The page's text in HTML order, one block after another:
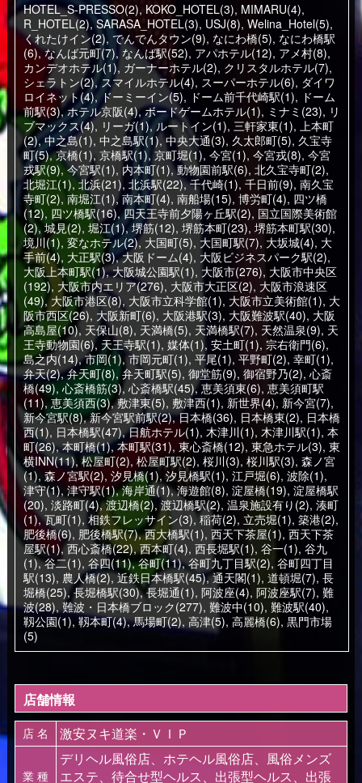
HOTEL_S-PRESSO(2), KOKO_HOTEL(3), MIMARU(4),
R_HOTEL(2),SARASA_HOTEL(3), USJ(8), Welina_Hotel(5),
くれたけイン(2), でんでんタウン(9), なにわ橋(5), なにわ橋駅
(6),なんば元町(7), なんば駅(52), アパホテル(12), アメ村(8),
カンデオホテル(1), ガーナーホテル(2), クリスタルホテル(7),
シェラトン(2),スマイルホテル(4), スーパーホテル(6), ダイワ
ロイネット(4), ドーミーイン(5), ドーム前千代崎駅(1), ドーム
前駅(3),ホテル京阪(4),ボードゲームホテル(1), ミナミ(23), リ
ブマックス(4), リーガ(1),ルートイン(1), 三軒家東(1), 上本町
(2),中之島(1), 中之島駅(1),中央大通(3), 久太郎町(5), 久宝寺
町(5),京橋(1), 京橋駅(1), 京町堀(1), 今宮(1), 今宮戎(8), 今宮
戎駅(9),今宮駅(1), 内本町(1),動物園前駅(6), 北久宝寺町(2),
北堀江(1), 北浜(21), 北浜駅(22),千代崎(1), 千日前(9), 南久宝
寺町(2), 南堀江(1),南本町(4), 南船場(15), 博労町(4), 四ツ橋
(12), 四ツ橋駅(16),四天王寺前夕陽ヶ丘駅(2), 国立国際美術館
(2),城見(2), 堀江(1),堺筋(12), 堺筋本町(23), 堺筋本町駅(30),
境川(1), 変なホテル(2), 大国町(5), 大国町駅(7), 大坂城(4), 大
手前(4), 大正駅(3),大阪ドーム(4), 大阪ビジネスパーク駅(2),
大阪上本町駅(1),大阪城公園駅(1), 大阪市(276), 大阪市中央区
(192), 大阪市内エリア(276), 大阪市大正区(2), 大阪市浪速区
(49),大阪市港区(8), 大阪市立科学館(1), 大阪市立美術館(1), 大
阪市西区(26), 大阪新町(6), 大阪港駅(3), 大阪難波駅(40), 大阪
高島屋(10), 天保山(8), 天満橋(5), 天満橋駅(7), 天然温泉(9), 天
王寺動物園(6), 天王寺駅(1), 媒体(1), 安土町(1), 宗右衛門(6),
島之内(14),市岡(1),市岡元町(1), 平尾(1), 平野町(2), 幸町(1),
弁天(2),弁天町(8), 弁天町駅(5), 御堂筋(9), 御宿野乃(2), 心斎
橋(49),心斎橋筋(3), 心斎橋駅(45),恵美須東(6), 恵美須町駅
(11), 恵美須西(3),敷津東(5), 敷津西(1), 新世界(4), 新今宮(7),
新今宮駅(8),新今宮駅前駅(2),日本橋(36), 日本橋東(2), 日本橋
西(1), 日本橋駅(47),日航ホテル(1), 木津川(1), 木津川駅(1), 本
町(26),本町橋(1),本町駅(31), 東心斎橋(12), 東急ホテル(3), 東
横INN(11), 松屋町(2), 松屋町駅(2), 桜川(3), 桜川駅(3), 森ノ宮
(1), 森ノ宮駅(2), 汐見橋(1), 汐見橋駅(1), 江戸堀(6), 波除(1),
津守(1), 津守駅(1),海岸通(1),海遊館(8), 淀屋橋(19), 淀屋橋駅
(20), 淡路町(4),渡辺橋(2), 渡辺橋駅(2), 温泉施設有り(2), 湊町
(1),瓦町(1), 相鉄フレッサイン(3),稲荷(2), 立売堀(1), 築港(2),
肥後橋(6), 肥後橋駅(7),西大橋駅(1), 西天下茶屋(1), 西天下茶
屋駅(1),西心斎橋(22), 西本町(4), 西長堀駅(1), 谷一(1), 谷九
(1),谷二(1), 谷四(11),谷町(11),谷町九丁目駅(2), 谷町四丁目
駅(13), 農人橋(2),近鉄日本橋駅(45),通天閣(1), 道頓堀(7), 長
堀橋(25),長堀橋駅(30),長堀通(1), 阿波座(4), 阿波座駅(7), 難
波(28),難波・日本橋ブロック(277), 難波中(10), 難波駅(40),
靱公園(1), 靱本町(4),馬場町(2), 高津(5), 高麗橋(6), 黒門市場
(5)
店舗情報
店 名 激安ヌキ道楽・ＶＩＰ
業 種
デリヘル風俗店、ホテヘル風俗店、風俗メンズ
エステ、待合せ型ヘルス、出張型ヘルス、出張